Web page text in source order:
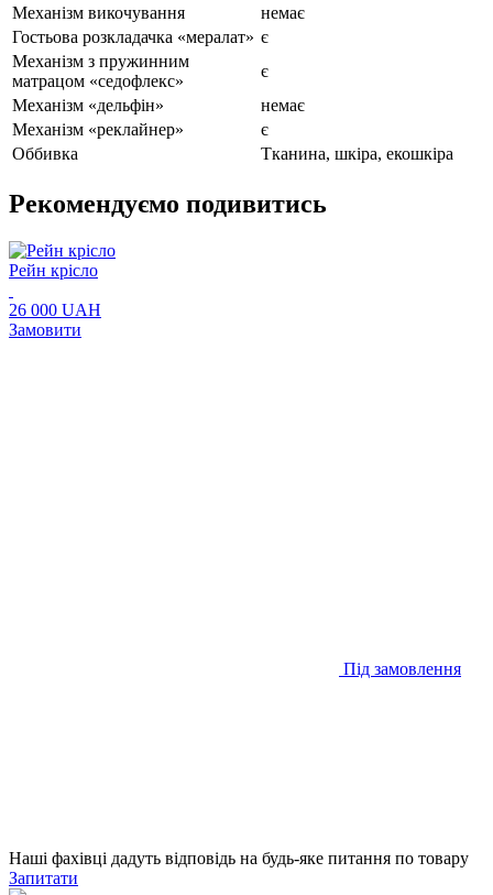
Механізм викочування
немає
Гостьова розкладачка «мералат» є
Механізм з пружинним
матрацом «седофлекс»
є
Механізм «дельфін»
немає
Механізм «реклайнер»
є
Оббивка
Тканина, шкіра, екошкіра
Рекомендуємо подивитись
Рейн крісло
26 000 UAH
Замовити
Під замовлення
Наші фахівці дадуть відповідь на будь-яке питання по товару
Запитати